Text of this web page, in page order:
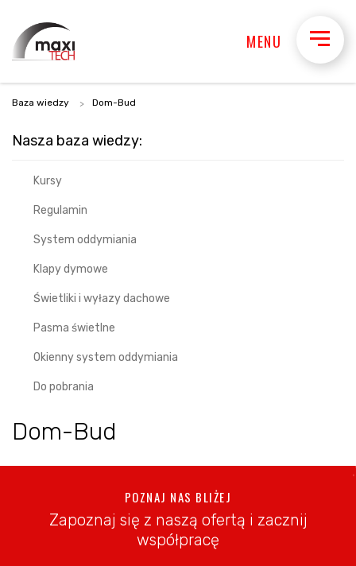
MENU
Baza wiedzy Dom-Bud
Nasza baza wiedzy:
Kursy
Regulamin
System oddymiania
Klapy dymowe
Świetliki i wyłazy dachowe
Pasma świetlne
Okienny system oddymiania
Do pobrania
Dom-Bud
POZNAJ NAS BLIŻEJ
Zapoznaj się z naszą ofertą i zacznij
współpracę